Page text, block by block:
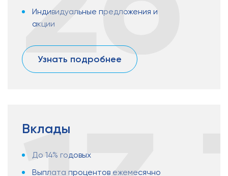
Индивидуальные предложения и
акции
Узнать подробнее
Вклады
До 14% годовых
Выплата процентов ежемесячно